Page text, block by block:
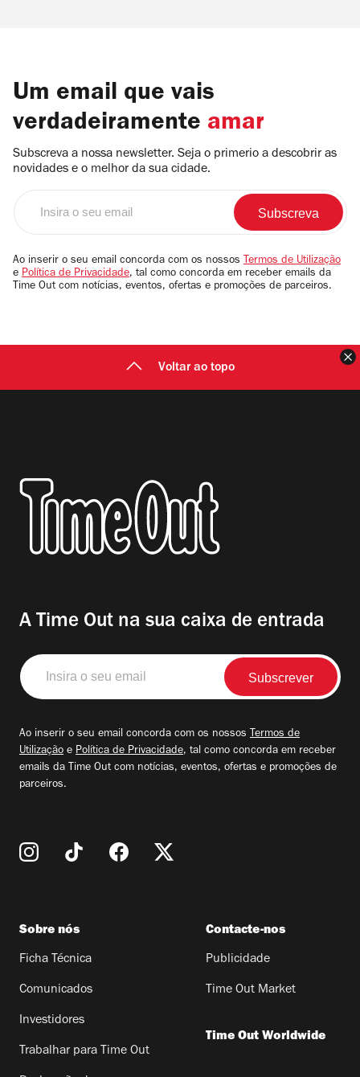
Um email que vais
verdadeiramente amar
Subscreva a nossa newsletter. Seja o primerio a descobrir as
novidades e o melhor da sua cidade.
email
Ao inserir o seu email concorda com os nossos Termos de Utilização
e Política de Privacidade, tal como concorda em receber emails da
Time Out com notícias, eventos, ofertas e promoções de parceiros.
Voltar ao topo
A Time Out na sua caixa de entrada
Insira
o
seu
Ao inserir o seu email concorda com os nossos Termos de
Utilização e Política de Privacidade, tal como concorda em receber
emails da Time Out com notícias, eventos, ofertas e promoções de
parceiros.
Sobre nós
Ficha Técnica
Comunicados
Investidores
Trabalhar para Time Out
Contacte-nos
Publicidade
Time Out Market
Time Out Worldwide